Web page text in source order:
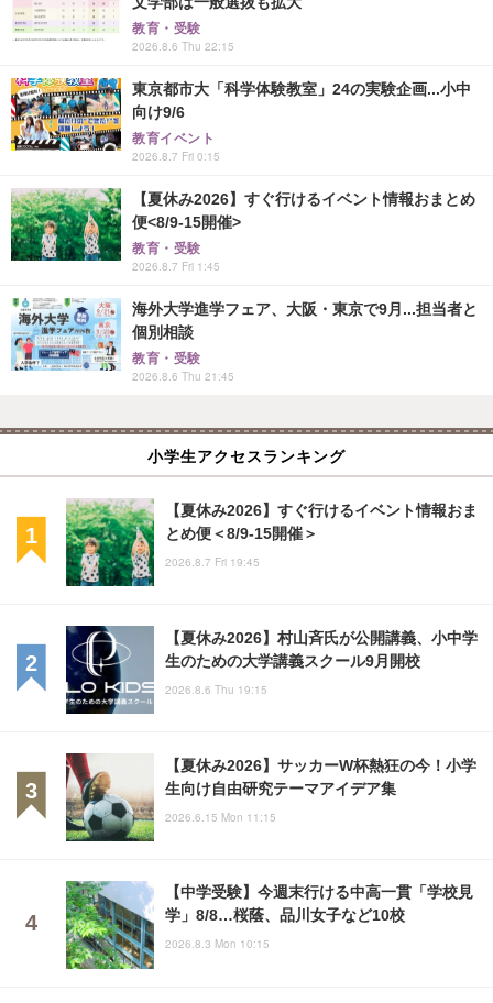
教育・受験
2026.8.6 Thu 22:15
東京都市大「科学体験教室」24の実験企画...小中
向け9/6
教育イベント
2026.8.7 Fri 0:15
【夏休み2026】すぐ行けるイベント情報おまとめ
便<8/9-15開催>
教育・受験
2026.8.7 Fri 1:45
海外大学進学フェア、大阪・東京で9月...担当者と
個別相談
教育・受験
2026.8.6 Thu 21:45
小学生アクセスランキング
【夏休み2026】すぐ行けるイベント情報おま
とめ便＜8/9-15開催＞
2026.8.7 Fri 19:45
【夏休み2026】村山斉氏が公開講義、小中学
生のための大学講義スクール9月開校
2026.8.6 Thu 19:15
【夏休み2026】サッカーW杯熱狂の今！小学
生向け自由研究テーマアイデア集
2026.6.15 Mon 11:15
【中学受験】今週末行ける中高一貫「学校見
学」8/8…桜蔭、品川女子など10校
2026.8.3 Mon 10:15